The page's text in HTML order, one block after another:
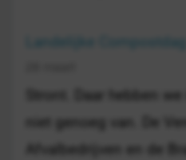
Landelijke Compostdag
Stront. Daar hebben
niet genoeg van. De
Afvalbedrijven en de